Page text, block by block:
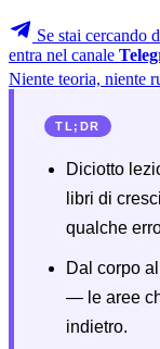
Se stai
entra nel canale
Niente teoria, niente
TL;DR
Diciotto
libri di
qualche
Dal corpo
— le aree
indietro.